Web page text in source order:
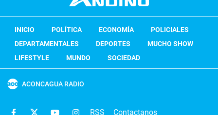
INICIO POLÍTICA ECONOMÍA
POLICIALES
DEPARTAMENTALES
DEPORTES
MUCHO SHOW
LIFESTYLE
MUNDO SOCIEDAD
ACONCAGUA RADIO
RSS Contactanos